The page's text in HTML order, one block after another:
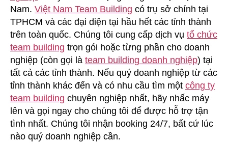
Nam. Việt Nam Team Building có trụ sở chính tại
TPHCM và các đại diện tại hầu hết các tỉnh thành
trên toàn quốc. Chúng tôi cung cấp dịch vụ tổ chức
team building trọn gói hoặc từng phần cho doanh
nghiệp (còn gọi là team building doanh nghiệp) tại
tất cả các tỉnh thành. Nếu quý doanh nghiệp từ các
tỉnh thành khác đến và có nhu cầu tìm một công ty
team building chuyên nghiệp nhất, hãy nhấc máy
lên và gọi ngay cho chúng tôi để được hỗ trợ tận
tình nhất. Chúng tôi nhận booking 24/7, bất cứ lúc
nào quý doanh nghiệp cần.